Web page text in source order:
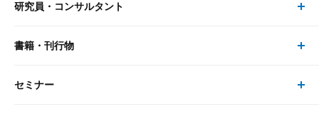
リサーチ
レポート・コラム トップ
最新のレポート・コラム
研究員・コンサルタント
研究員・コンサルタント トップ
研究員
書籍・刊行物
書籍・刊行物 トップ
セミナー